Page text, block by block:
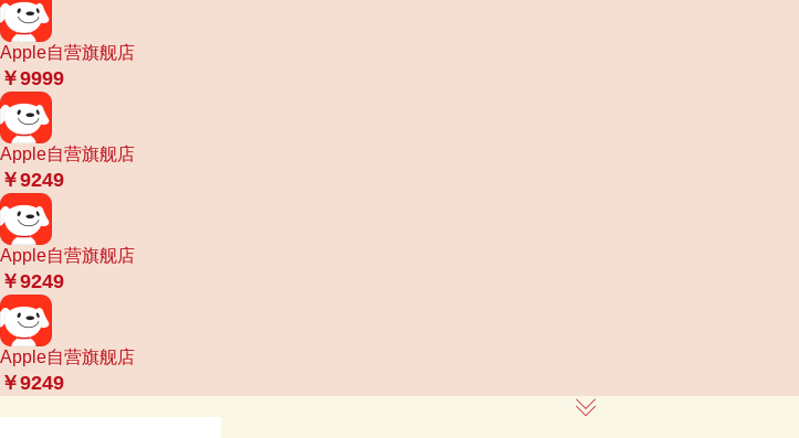
Apple自营旗舰店
￥9999
Apple自营旗舰店
￥9249
Apple自营旗舰店
￥9249
Apple自营旗舰店
￥9249